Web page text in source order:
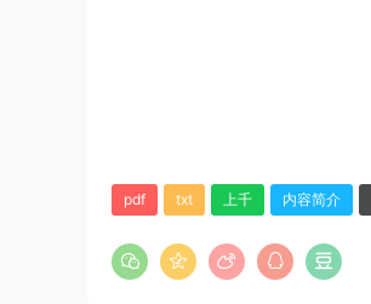
pdf txt 上千 内容简介